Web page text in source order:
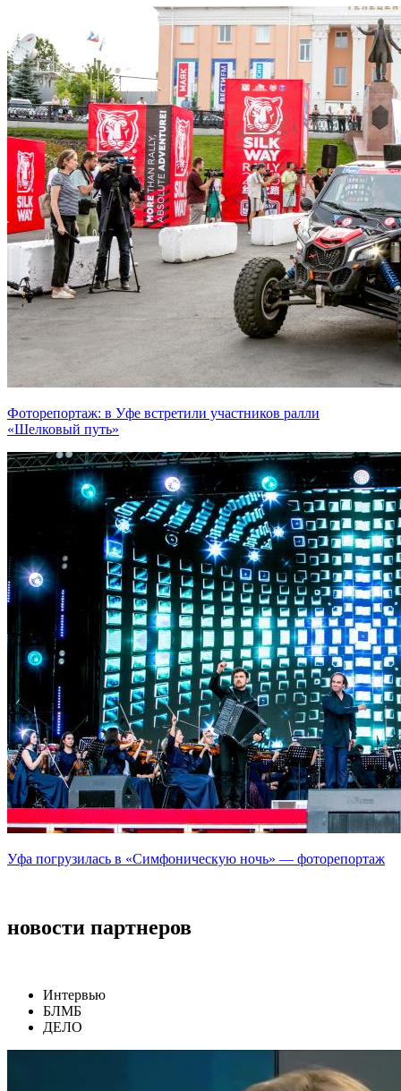
Фоторепортаж: в Уфе встретили участников ралли
«Шелковый путь»
Уфа погрузилась в «Симфоническую ночь» — фоторепортаж
новости партнеров
Интервью
БЛМБ
ДЕЛО